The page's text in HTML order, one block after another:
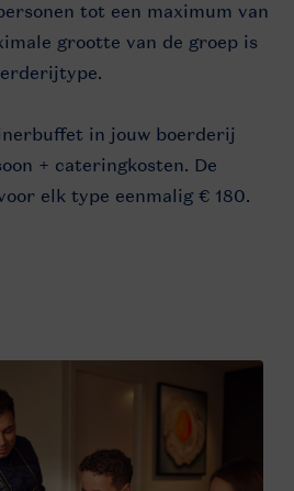
tot een maximum van
grootte van de groep is
in jouw boerderij
+ cateringkosten. De
elk type eenmalig € 180.